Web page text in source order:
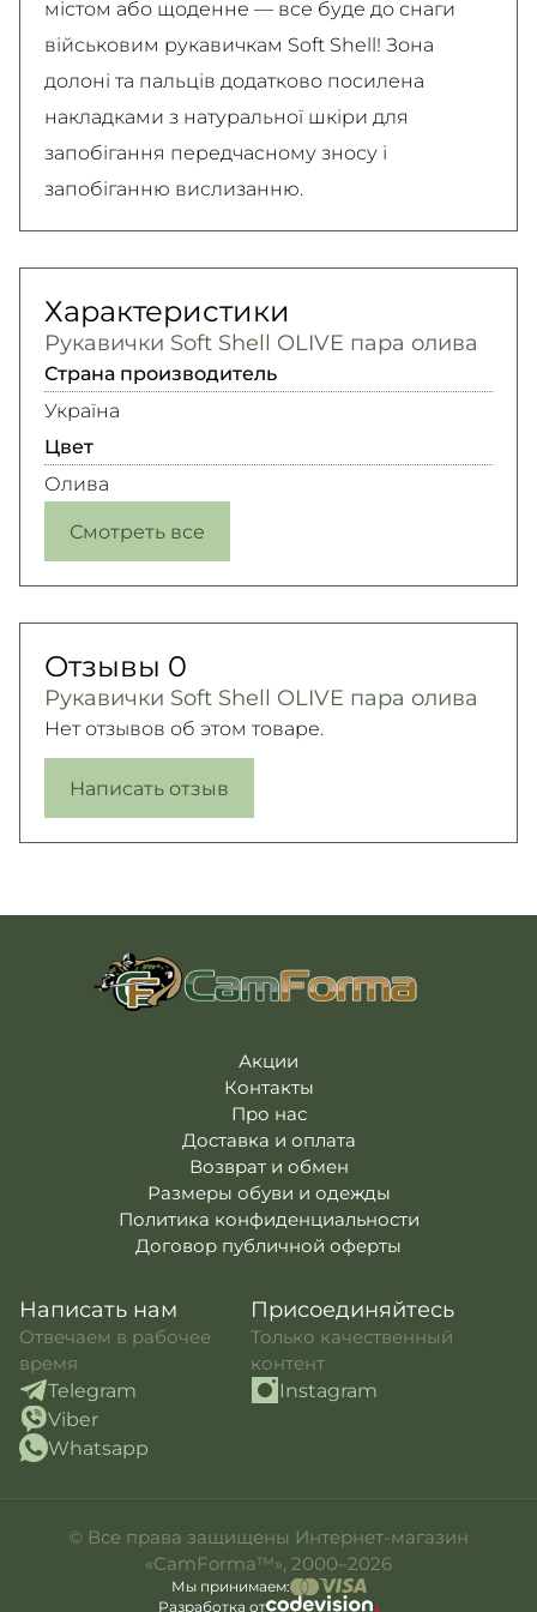
містом або щоденне — все буде до снаги
військовим рукавичкам Soft Shell! Зона
долоні та пальців додатково посилена
накладками з натуральної шкіри для
запобігання передчасному зносу і
запобіганню вислизанню.
Характеристики
Рукавички Soft Shell OLIVE пара олива
Страна производитель
Україна
Цвет
Олива
Смотреть все
Отзывы 0
Рукавички Soft Shell OLIVE пара олива
Нет отзывов об этом товаре.
Написать отзыв
Акции
Контакты
Про нас
Доставка и оплата
Возврат и обмен
Размеры обуви и одежды
Политика конфиденциальности
Договор публичной оферты
Написать нам
Отвечаем в рабочее
время
Telegram
Viber
Whatsapp
Присоединяйтесь
Только качественный
контент
Instagram
© Все права защищены Интернет-магазин
«CamForma™», 2000–2026
Разработка от
Мы принимаем: